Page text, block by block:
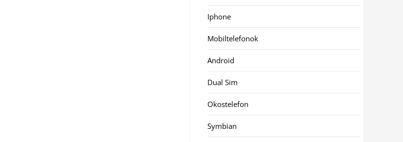
Iphone
Mobiltelefonok
Android
Dual Sim
Okostelefon
Symbian